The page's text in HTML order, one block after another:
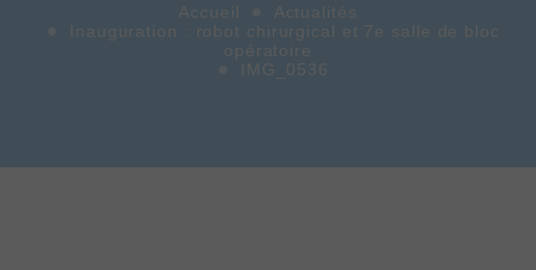
Accueil
Actualités
Inauguration : robot chirurgical et 7e salle de bloc
opératoire
IMG_0536